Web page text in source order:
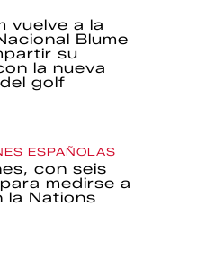
vuelve a la
Blume
su
la nueva
golf
ESPAÑOLAS
con seis
medirse a
la Nations